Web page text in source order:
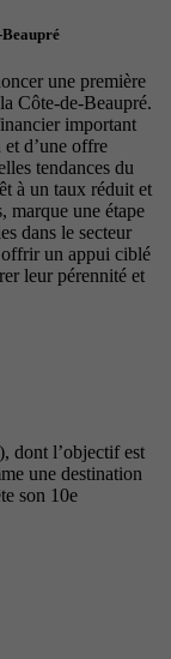
une première
Côte-de-Beaupré.
important
d’une offre
tendances du
à un taux réduit et
marque une étape
dans le secteur
un appui ciblé
leur pérennité et
dont l’objectif est
une destination
son 10e